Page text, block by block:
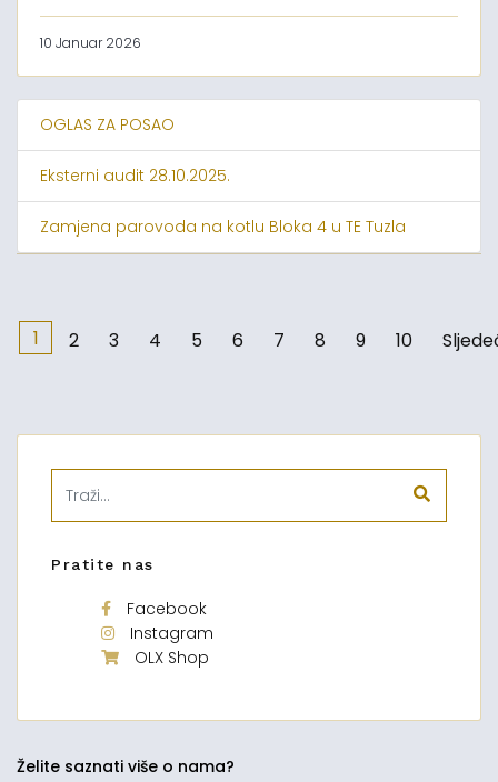
10 Januar 2026
OGLAS ZA POSAO
Eksterni audit 28.10.2025.
Zamjena parovoda na kotlu Bloka 4 u TE Tuzla
1 2 3 4 5 6 7 8 9 10
Pratite nas
Facebook
Instagram
OLX Shop
Želite saznati više o nama?